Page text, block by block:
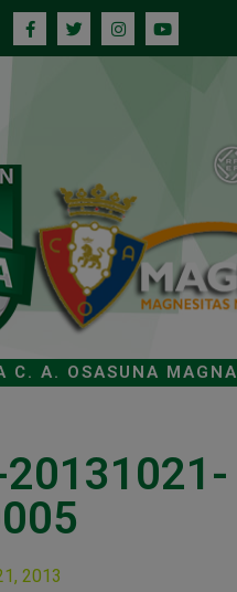
C. A. OSASUNA MAGNA
20131021-
2013